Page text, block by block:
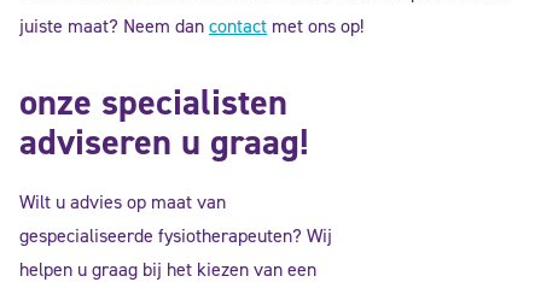
juiste maat? Neem dancontact met ons op!
onze specialisten
adviseren u graag!
Wilt u advies op maat van
gespecialiseerde fysiotherapeuten? Wij
helpen u graag bij het kiezen van een